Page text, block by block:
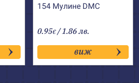
154 Мулине DMC
0.95€ / 1.86 лв.
виж